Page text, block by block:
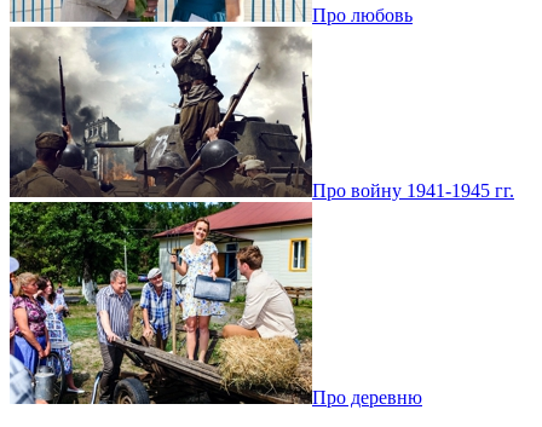
Про любовь
Про войну 1941-1945 гг.
Про деревню